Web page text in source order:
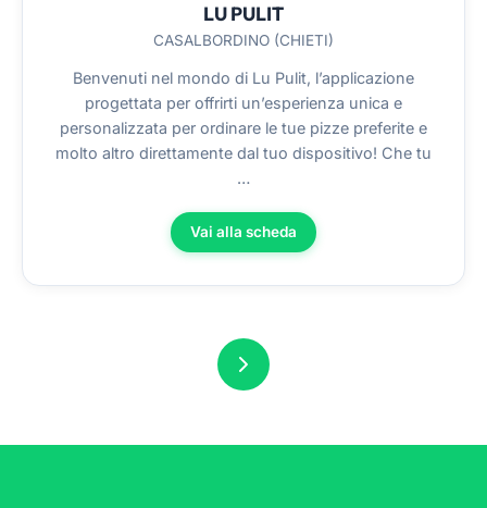
LU PULIT
CASALBORDINO (CHIETI)
Benvenuti nel mondo di Lu Pulit, l’applicazione
progettata per offrirti un’esperienza unica e
personalizzata per ordinare le tue pizze preferite e
molto altro direttamente dal tuo dispositivo! Che tu
…
Vai alla scheda